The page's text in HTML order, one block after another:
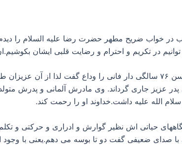
در خواب ضریح مطهر حضرت رضا علیه السلام را
در تکریم و احترام و رضایت قلبی ایشان
احتراما باستحضار دوستان عزیز می رساند پدرم امروز صبح در سن ۷۶ سالگی دار
عزیز جاری گرداند. وی مادرش آلمانی و پدرش
الله علیه داشت.خداوند او را رحمت کند.
حیاتی اش نظیر گوارش و ادراری و حرکتی و
صدای ضعیفی گفت دو تا بوسه می دهم.یعنی با وجود